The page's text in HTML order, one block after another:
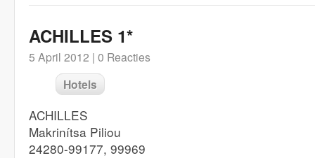
ACHILLES 1*
5 April 2012 | 0 Reacties
Hotels
ACHILLES
Makrinítsa Piliou
24280-99177, 99969